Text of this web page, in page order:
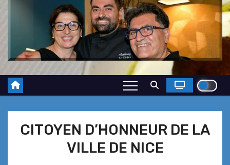
CITOYEN D’HONNEUR DE LA
VILLE DE NICE